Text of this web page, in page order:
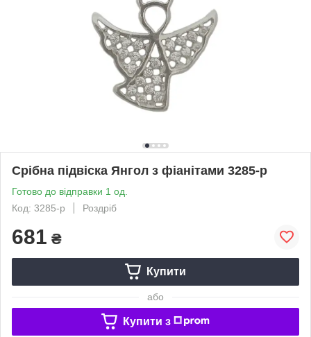
Срібна підвіска Янгол з фіанітами 3285-р
Готово до відправки 1 од.
Код: 3285-р
Роздріб
681 ₴
Купити
або
Купити з